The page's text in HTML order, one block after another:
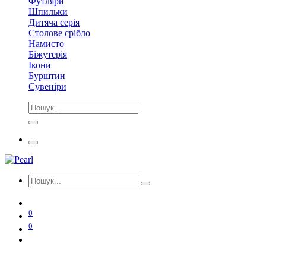
Шпильки
Дитяча серія
Столове срібло
Намисто
Біжутерія
Ікони
Бурштин
Сувеніри
0
0